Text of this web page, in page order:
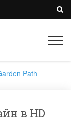
Path
в HD